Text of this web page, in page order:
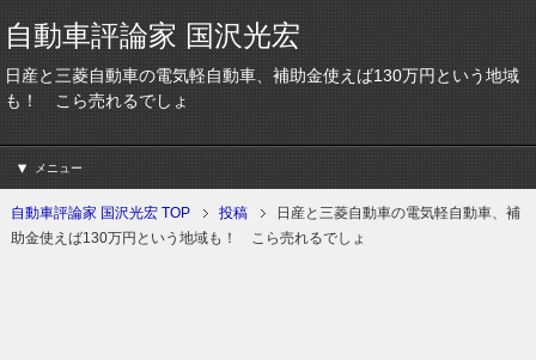
自動車評論家 国沢光宏
日産と三菱自動車の電気軽自動車、補助金使えば130万円という地域
も！ こら売れるでしょ
メニュー
自動車評論家 国沢光宏 TOP 投稿
日産と三菱自動車の電気軽自動車、補
助金使えば130万円という地域も！ こら売れるでしょ